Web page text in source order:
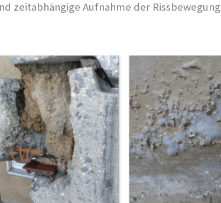
zeitabhängige Aufnahme der Rissbewegung